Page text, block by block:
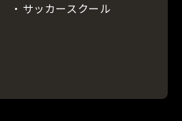
サッカースクール